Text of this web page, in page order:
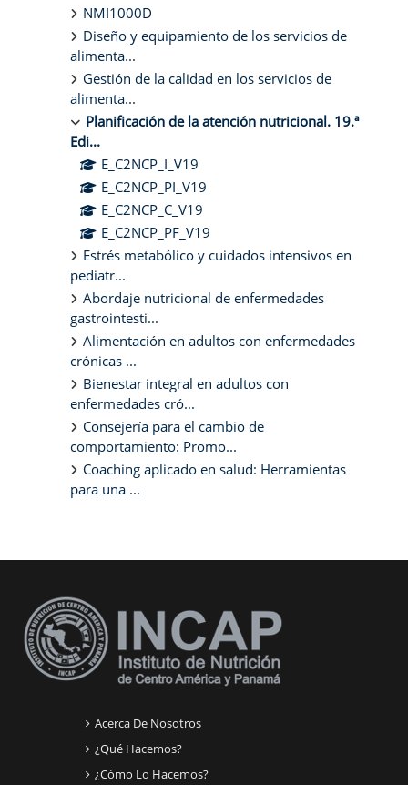
NMI1000D
Diseño y equipamiento de los servicios de
alimenta...
Gestión de la calidad en los servicios de
alimenta...
Planificación de la atención nutricional. 19.ª
Edi...
E_C2NCP_I_V19
E_C2NCP_PI_V19
E_C2NCP_C_V19
E_C2NCP_PF_V19
Estrés metabólico y cuidados intensivos en
pediatr...
Abordaje nutricional de enfermedades
gastrointesti...
Alimentación en adultos con enfermedades
crónicas ...
Bienestar integral en adultos con
enfermedades cró...
Consejería para el cambio de
comportamiento: Promo...
Coaching aplicado en salud: Herramientas
para una ...
Bloques suplementarios
Acerca De Nosotros
¿Qué Hacemos?
¿Cómo Lo Hacemos?